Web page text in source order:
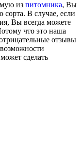
из питомника, Вы
сорта. В случае, если
Вы всегда можете
что это наша
отзывы
сделать